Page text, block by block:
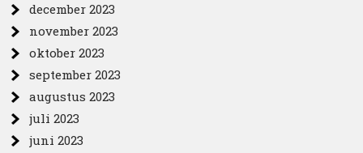
december 2023
november 2023
oktober 2023
september 2023
augustus 2023
juli 2023
juni 2023